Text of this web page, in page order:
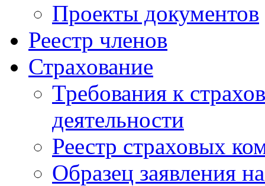
Проекты документов
Реестр членов
Страхование
Требования к
деятельности
Реестр страховых
Образец заявления